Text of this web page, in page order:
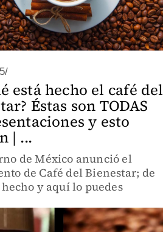
está hecho el café del
Éstas son TODAS
y esto
| ...
de México anunció el
de Café del Bienestar; de
hecho y aquí lo puedes